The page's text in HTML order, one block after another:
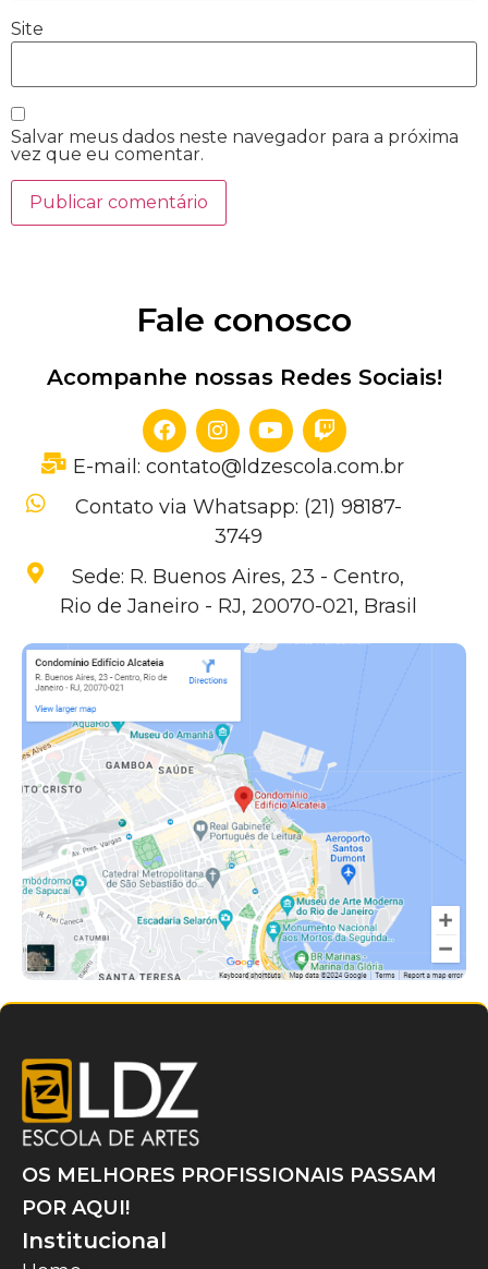
Site
Salvar meus dados neste navegador para a próxima
vez que eu comentar.
Fale conosco
Acompanhe nossas Redes Sociais!
E-mail: contato@ldzescola.com.br
Contato via Whatsapp: (21) 98187-
3749
Sede: R. Buenos Aires, 23 - Centro,
Rio de Janeiro - RJ, 20070-021, Brasil
OS MELHORES PROFISSIONAIS PASSAM
POR AQUI!
Institucional